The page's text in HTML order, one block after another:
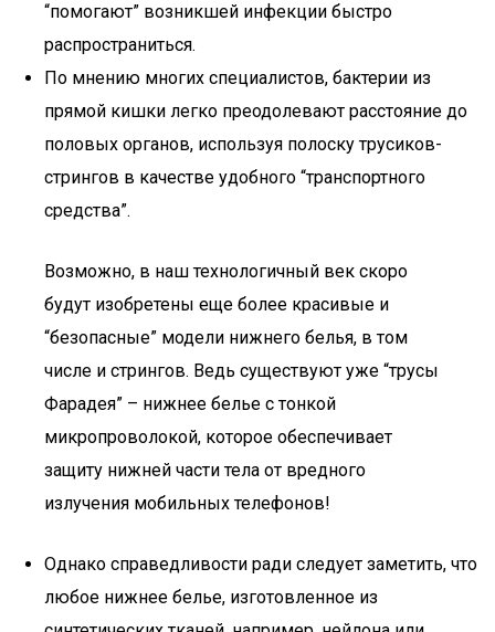
“помогают” возникшей инфекции быстро
распространиться.
По мнению многих специалистов, бактерии из
прямой кишки легко преодолевают расстояние до
половых органов, используя полоску трусиков-
стрингов в качестве удобного “транспортного
средства”.
Возможно, в наш технологичный век скоро
будут изобретены еще более красивые и
“безопасные” модели нижнего белья, в том
числе и стрингов. Ведь существуют уже “трусы
Фарадея” – нижнее белье с тонкой
микропроволокой, которое обеспечивает
защиту нижней части тела от вредного
излучения мобильных телефонов!
Однако справедливости ради следует заметить, что
любое нижнее белье, изготовленное из